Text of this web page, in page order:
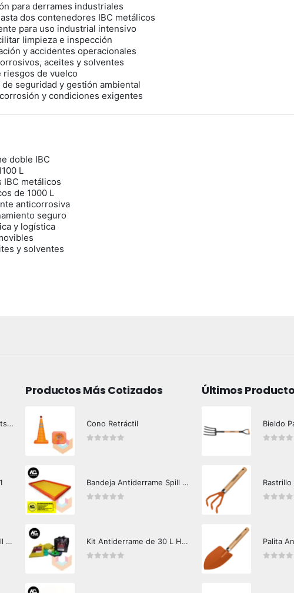
para derrames industriales
dos contenedores IBC metálicos
para uso industrial intensivo
limpieza e inspección
y accidentes operacionales
aceites y solventes
riesgos de vuelco
seguridad y gestión ambiental
y condiciones exigentes
doble IBC
L
IBC metálicos
de 1000 L
anticorrosiva
seguro
y logística
y solventes
Biombo inactinico 2x2 mts Hazard Control
Bandeja Antiderrame Spill Barrier 346 litros Certificada
Productos Más Cotizados
Cono Retráctil
Bandeja Antiderrame Spill Barrier 117 lts Certificada
Kit Antiderrame de 30 L Hazard Control (Hidrocarburos - Biodegradable)
Últimos
Bieldo
Palita